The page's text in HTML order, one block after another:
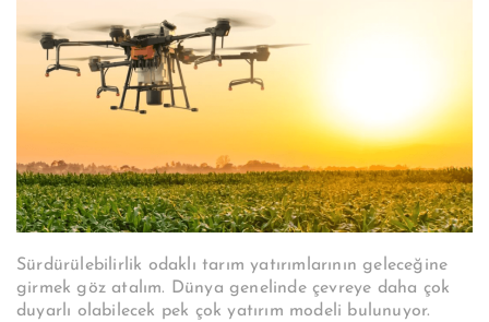
Sürdürülebilirlik odaklı tarım yatırımlarının geleceğine
girmek göz atalım. Dünya genelinde çevreye daha çok
duyarlı olabilecek pek çok yatırım modeli bulunuyor.